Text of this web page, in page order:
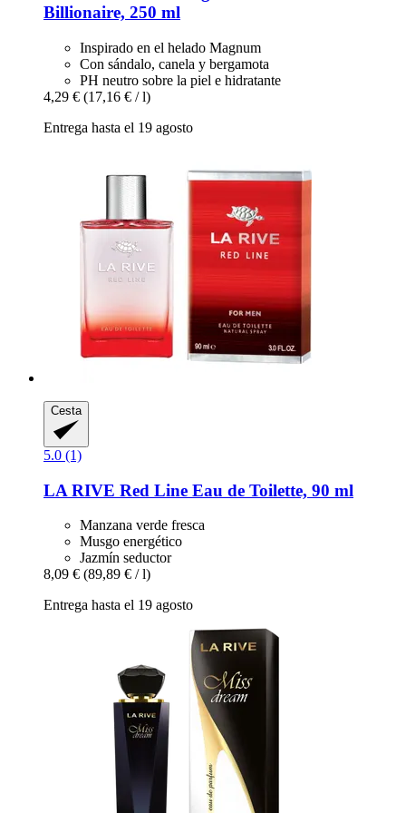
Billionaire, 250 ml
Inspirado en el helado Magnum
Con sándalo, canela y bergamota
PH neutro sobre la piel e hidratante
4,29 € (17,16 € / l)
Entrega hasta el 19 agosto
Cesta
5.0 (1)
LA RIVE Red Line Eau de Toilette, 90 ml
Manzana verde fresca
Musgo energético
Jazmín seductor
8,09 € (89,89 € / l)
Entrega hasta el 19 agosto